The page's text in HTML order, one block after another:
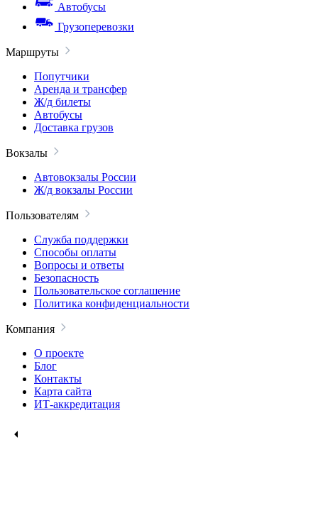
Автобусы
Грузоперевозки
Маршруты
Попутчики
Аренда и трансфер
Ж/д билеты
Автобусы
Доставка грузов
Вокзалы
Автовокзалы России
Ж/д вокзалы России
Пользователям
Служба поддержки
Способы оплаты
Вопросы и ответы
Безопасность
Пользовательское соглашение
Политика конфиденциальности
Компания
О проекте
Блог
Контакты
Карта сайта
ИТ-аккредитация